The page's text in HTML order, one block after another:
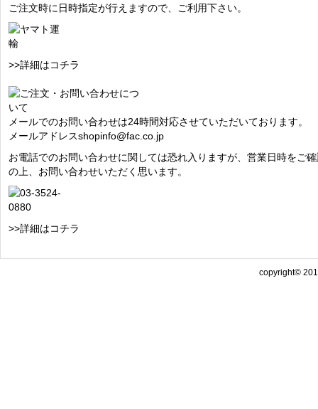
ご注文時に日時指定が行えますので、ご利用下さい。
>>詳細はコチラ
メールでのお問い合わせは24時間対応させていただいております。
メールアドレスshopinfo@fac.co.jp
お電話でのお問い合わせに関しては恐れ入りますが、営業日時をご
の上、お問い合わせいただく思います。
>>詳細はコチラ
copyright©